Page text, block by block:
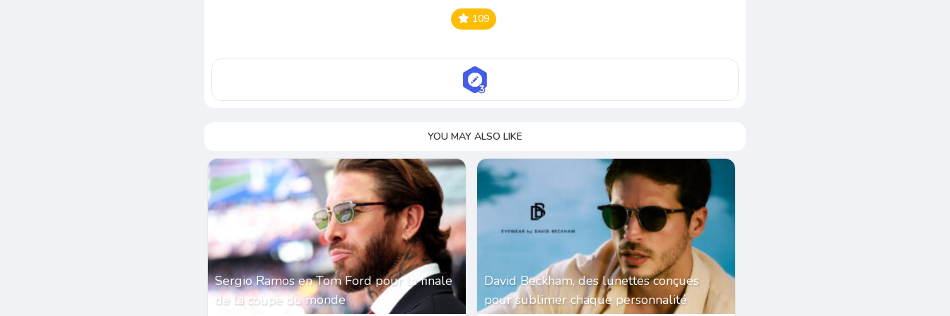
109
YOU MAY ALSO LIKE
Sergio Ramos en Tom Ford pour la finale
de la coupe du monde
David Beckham, des lunettes conçues
pour sublimer chaque personnalité